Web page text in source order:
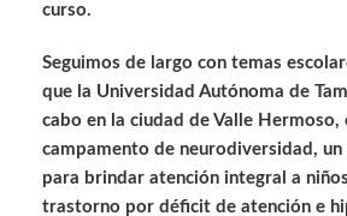
curso.
Seguimos de largo con temas
que la Universidad Autónoma de
cabo en la ciudad de Valle Hermoso,
campamento de neurodiversidad,
para brindar atención integral a
trastorno por déficit de atención e